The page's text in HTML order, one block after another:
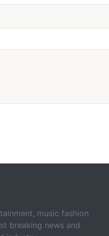
music fashion
breaking news and